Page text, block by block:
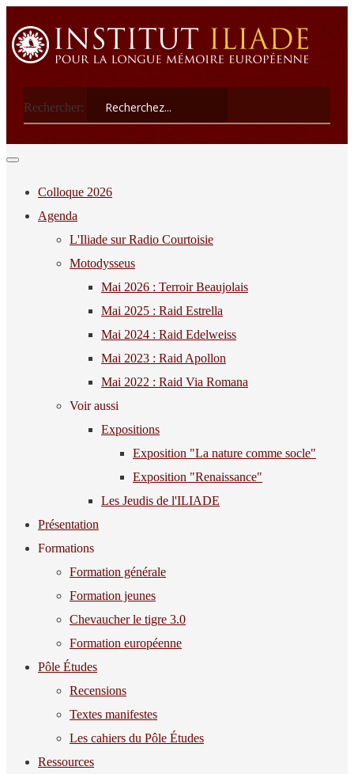
Rechercher:
Colloque 2026
Agenda
L'Iliade sur Radio Courtoisie
Motodysseus
Mai 2026 : Terroir Beaujolais
Mai 2025 : Raid Estrella
Mai 2024 : Raid Edelweiss
Mai 2023 : Raid Apollon
Mai 2022 : Raid Via Romana
Voir aussi
Expositions
Exposition "La nature comme socle"
Exposition "Renaissance"
Les Jeudis de l'ILIADE
Présentation
Formations
Formation générale
Formation jeunes
Chevaucher le tigre 3.0
Formation européenne
Pôle Études
Recensions
Textes manifestes
Les cahiers du Pôle Études
Ressources